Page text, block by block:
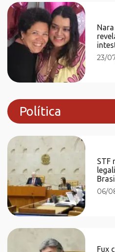
23/
Política
STF
06/
Fux